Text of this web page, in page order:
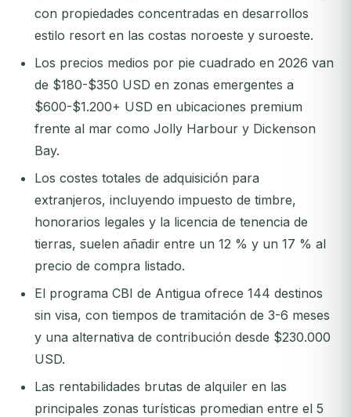
con propiedades concentradas en desarrollos
estilo resort en las costas noroeste y suroeste.
Los precios medios por pie cuadrado en 2026 van
de $180-$350 USD en zonas emergentes a
$600-$1.200+ USD en ubicaciones premium
frente al mar como Jolly Harbour y Dickenson
Bay.
Los costes totales de adquisición para
extranjeros, incluyendo impuesto de timbre,
honorarios legales y la licencia de tenencia de
tierras, suelen añadir entre un 12 % y un 17 % al
precio de compra listado.
El programa CBI de Antigua ofrece 144 destinos
sin visa, con tiempos de tramitación de 3-6 meses
y una alternativa de contribución desde $230.000
USD.
Las rentabilidades brutas de alquiler en las
principales zonas turísticas promedian entre el 5